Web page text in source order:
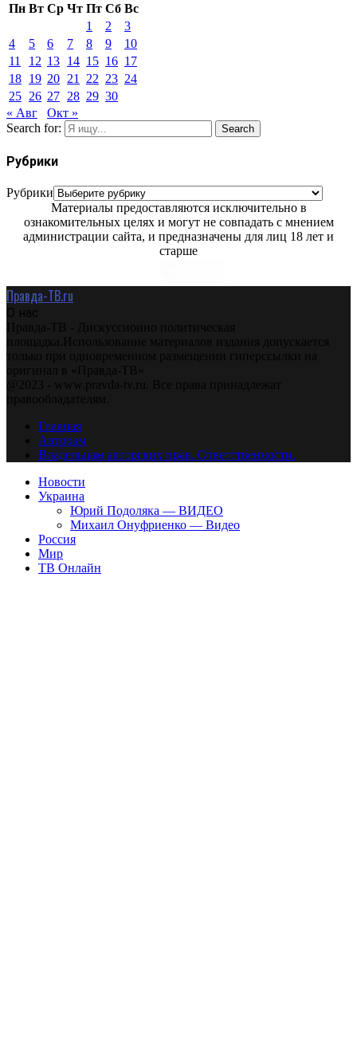
Пн Вт Ср Чт Пт Сб Вс
1
2
3
4
5 6 7 8 9
10
11
12 13 14 15 16 17
18 19 20 21 22 23 24
25 26 27 28 29 30
« Авг
Окт »
Search for:
Search
Рубрики
Рубрики
Материалы предоставляются исключительно в
ознакомительных целях и могут не совпадать с мнением
администрации сайта, и предназначены для лиц 18 лет и
старше
Правда-ТВ.ru
О нас
Правда-ТВ - Дискуссионно политическая
площадка.Использование материалов издания допускается
только при одновременном размещении гиперссылки на
оригинал в «Правда-ТВ»
@2023 - www.pravda-tv.ru. Все права принадлежат
правообладателям.
Главная
Авторам
Владельцам авторских прав. Ответственности.
Новости
Украина
Юрий Подоляка — ВИДЕО
Михаил Онуфриенко — Видео
Россия
Мир
ТВ Онлайн